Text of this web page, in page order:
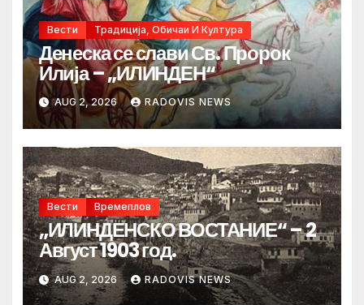
Вести Традиција, Обичаи И Култура
Денеска се слави Св. Пророк
Илија – „ИЛИНДЕН“
AUG 2, 2026 RADOVIS NEWS
Вести Времеплов
„ИЛИНДЕНСКО ВОСТАНИЕ“ – 2
Август 1903 год.
AUG 2, 2026 RADOVIS NEWS